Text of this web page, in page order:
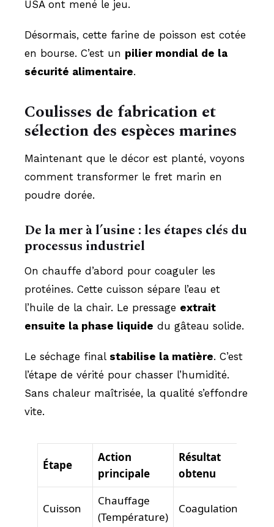
USA ont mené le jeu.
Désormais, cette farine de poisson est cotée
en bourse. C’est un pilier mondial de la
sécurité alimentaire.
Coulisses de fabrication et
sélection des espèces marines
Maintenant que le décor est planté, voyons
comment transformer le fret marin en
poudre dorée.
De la mer à l’usine : les étapes clés du
processus industriel
On chauffe d’abord pour coaguler les
protéines. Cette cuisson sépare l’eau et
l’huile de la chair. Le pressage extrait
ensuite la phase liquide du gâteau solide.
Le séchage final stabilise la matière. C’est
l’étape de vérité pour chasser l’humidité.
Sans chaleur maîtrisée, la qualité s’effondre
vite.
Étape
Action
principale
Résultat
obtenu
Cuisson
Chauffage
(Température)
Coagulation